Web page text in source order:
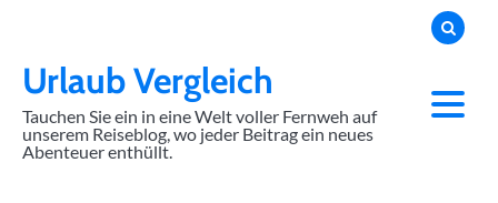
contentUrlaub Vergleich
Tauchen Sie ein in eine Welt voller Fernweh auf
unserem Reiseblog, wo jeder Beitrag ein neues
Abenteuer enthüllt.